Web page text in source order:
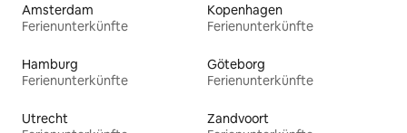
Amsterdam
Ferienunterkünfte
Kopenhagen
Ferienunterkünfte
Hamburg
Ferienunterkünfte
Göteborg
Ferienunterkünfte
Utrecht
Zandvoort